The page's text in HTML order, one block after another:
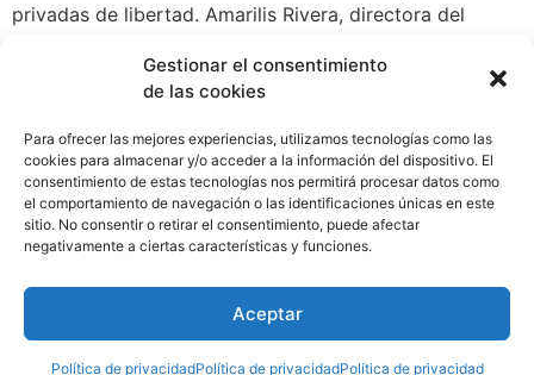
Gestionar el consentimiento
de las cookies
Para ofrecer las mejores experiencias, utilizamos tecnologías como las
cookies para almacenar y/o acceder a la información del dispositivo. El
consentimiento de estas tecnologías nos permitirá procesar datos como
el comportamiento de navegación o las identificaciones únicas en este
sitio. No consentir o retirar el consentimiento, puede afectar
negativamente a ciertas características y funciones.
Aceptar
Política de privacidadPolítica de privacidadPolítica de privacidad
privadas de libertad. Amarilis Rivera, directora del
albañilería, construcción, plomería, desarrollo humano,
reciclaje (confección de adornos reciclados) y cultivo
de huertos caseros. El curso de “Puntadas típicas” es la
primera vez que se dicta en el centro y participan 14
privados de libertad. Ellos empezaron con un
muestrario para luego dedicarse a la técnica del
marcado en prendas de vestir. En tanto en
integral, 20; cultivo de huertos caseros 13; y reciclaje,
18.